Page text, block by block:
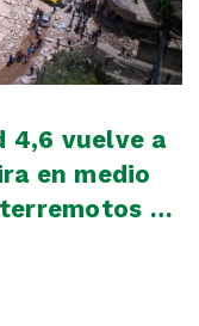
4,6 vuelve a
en medio
en